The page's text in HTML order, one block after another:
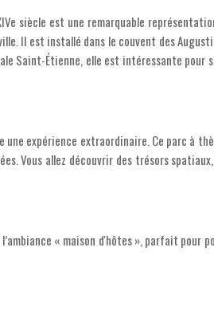
siècle est une remarquable
Il est installé dans le couvent des
Saint-Étienne, elle est intéressante
une expérience extraordinaire. Ce parc à
Vous allez découvrir des trésors
« maison d'hôtes », parfait pour